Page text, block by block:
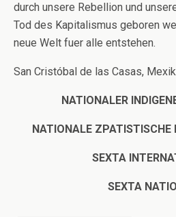
durch unsere Rebellion und
Tod des Kapitalismus geboren
neue Welt fuer alle entstehen.
San Cristóbal de las Casas,
NATIONALER
NATIONALE ZPATISTISCHE
SEXTA
SEXTA